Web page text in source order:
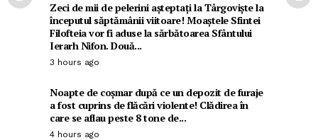
Zeci de mii de pelerini așteptați la Târgoviște la
începutul săptămânii viitoare! Moaștele Sfintei
Filofteia vor fi aduse la sărbătoarea Sfântului
Ierarh Nifon. Două...
3 hours ago
Noapte de coșmar după ce un depozit de furaje
a fost cuprins de flăcări violente! Clădirea în
care se aflau peste 8 tone de...
4 hours ago